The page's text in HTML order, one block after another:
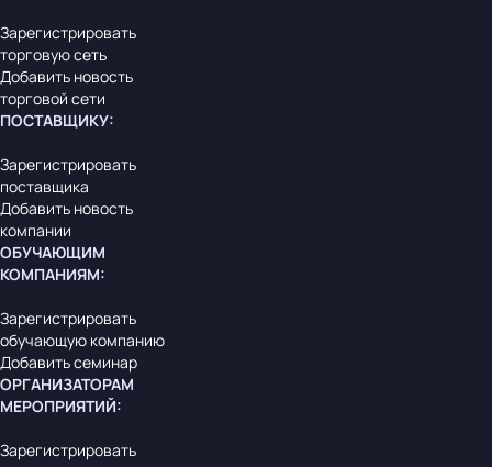
Зарегистрировать
торговую сеть
Добавить новость
торговой сети
ПОСТАВЩИКУ:
Зарегистрировать
поставщика
Добавить новость
компании
ОБУЧАЮЩИМ
КОМПАНИЯМ:
Зарегистрировать
обучающую компанию
Добавить семинар
ОРГАНИЗАТОРАМ
МЕРОПРИЯТИЙ:
Зарегистрировать